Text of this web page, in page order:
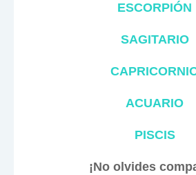
ESCORPIÓN
SAGITARIO
ACUARIO
PISCIS
¡No olvides